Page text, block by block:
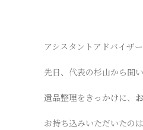
アシスタントアドバイザー
先日、代表の杉山から聞
遺品整理をきっかけに、
お持ち込みいただいたの